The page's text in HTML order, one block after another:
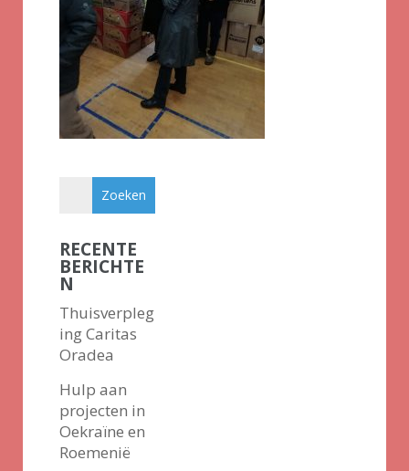
RECENTE
BERICHTE
N
Thuisverpleg
ing Caritas
Oradea
Hulp aan
projecten in
Oekraïne en
Roemenië